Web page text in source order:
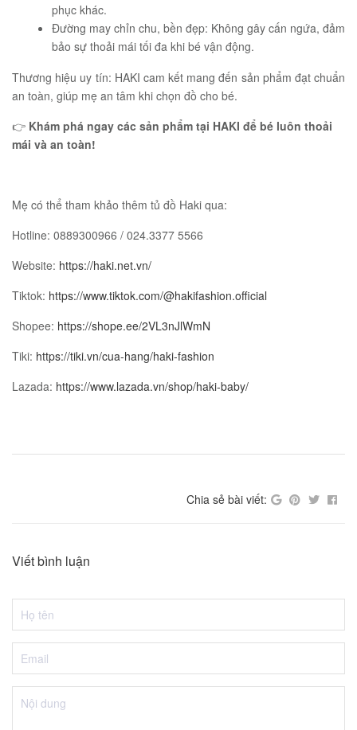
phục khác.
Đường may chỉn chu, bền đẹp: Không gây cấn ngứa, đảm
bảo sự thoải mái tối đa khi bé vận động.
Thương hiệu uy tín: HAKI cam kết mang đến sản phẩm đạt chuẩn
an toàn, giúp mẹ an tâm khi chọn đồ cho bé.
👉 Khám phá ngay các sản phẩm tại HAKI để bé luôn thoải
mái và an toàn!
Mẹ có thể tham khảo thêm tủ đồ Haki qua:
Hotline: 0889300966 / 024.3377 5566
Website: https://haki.net.vn/
Tiktok: https://www.tiktok.com/@hakifashion.official
Shopee: https://shope.ee/2VL3nJlWmN
Tiki: https://tiki.vn/cua-hang/haki-fashion
Lazada: https://www.lazada.vn/shop/haki-baby/
Chia sẻ bài viết:
Viết bình luận